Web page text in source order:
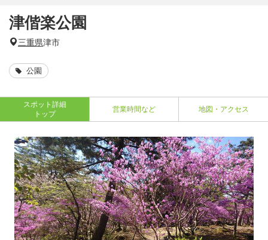
津偕楽公園
三重県津市
公園
スポット詳細
トップ
営業時間など 地図・アクセス